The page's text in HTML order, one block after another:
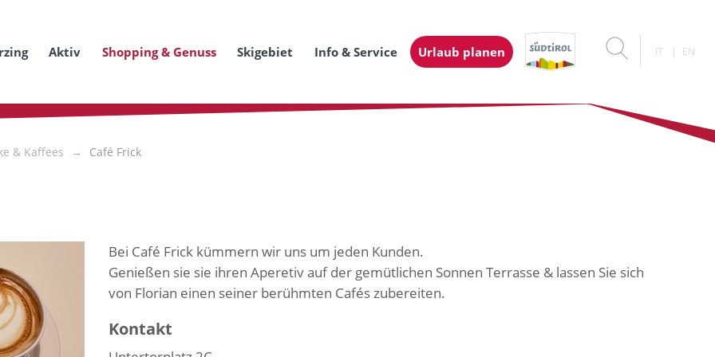
Aktiv Shopping & Genuss Skigebiet Info & Service Urlaub planen IT EN
& Kaffees Café Frick
Bei Café Frick kümmern wir uns um jeden Kunden.
Genießen sie sie ihren Aperetiv auf der gemütlichen Sonnen Terrasse & lassen Sie sich
von Florian einen seiner berühmten Cafés zubereiten.
Kontakt